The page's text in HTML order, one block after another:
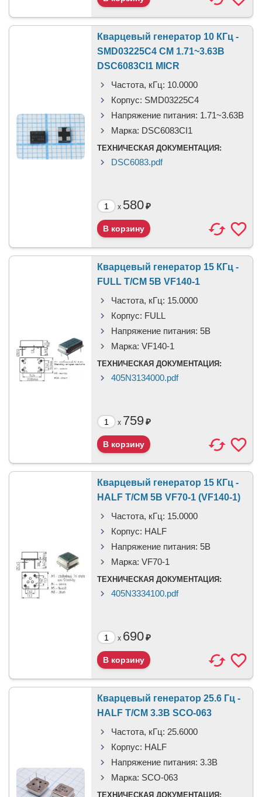
Кварцевый генератор 10 КГц -
SMD03225C4 CM 1.71~3.63В
DSC6083CI1 MICR
Частота, кГц: 10.0000
Корпус: SMD03225C4
Напряжение питания: 1.71~3.63В
Марка: DSC6083CI1
ТЕХНИЧЕСКАЯ ДОКУМЕНТАЦИЯ:
DSC6083.pdf
x 580₽
Кварцевый генератор 15 КГц -
FULL T/CM 5В VF140-1
Частота, кГц: 15.0000
Корпус: FULL
Напряжение питания: 5В
Марка: VF140-1
ТЕХНИЧЕСКАЯ ДОКУМЕНТАЦИЯ:
405N3134000.pdf
x 759₽
Кварцевый генератор 15 КГц -
HALF T/CM 5В VF70-1 (VF140-1)
Частота, кГц: 15.0000
Корпус: HALF
Напряжение питания: 5В
Марка: VF70-1
ТЕХНИЧЕСКАЯ ДОКУМЕНТАЦИЯ:
405N3334100.pdf
x 690₽
Кварцевый генератор 25.6 Гц -
HALF T/CM 3.3В SCO-063
Частота, кГц: 25.6000
Корпус: HALF
Напряжение питания: 3.3В
Марка: SCO-063
ТЕХНИЧЕСКАЯ ДОКУМЕНТАЦИЯ: